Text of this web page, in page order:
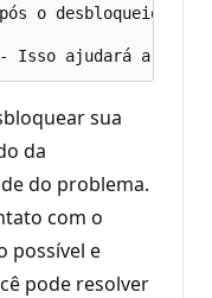
o desbloqueio,
sua
da
do problema.
com o
possível e
pode resolver